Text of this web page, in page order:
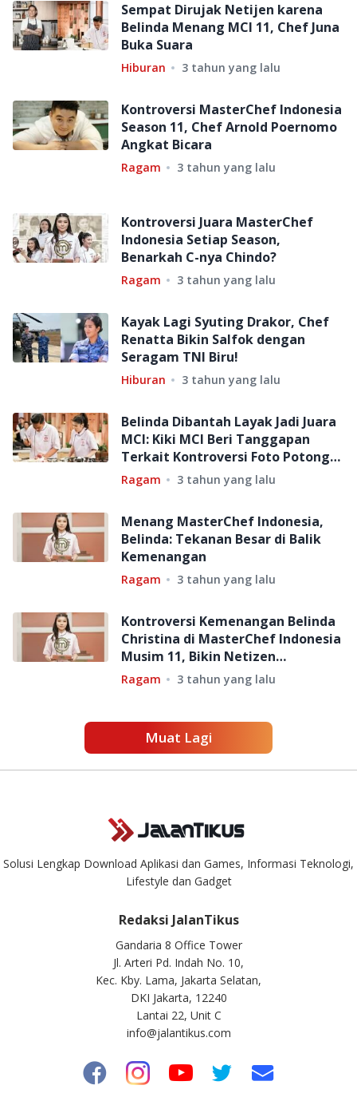
Sempat Dirujak Netijen karena
Belinda Menang MCI 11, Chef Juna
Buka Suara
Hiburan 3 tahun yang lalu
Kontroversi MasterChef Indonesia
Season 11, Chef Arnold Poernomo
Angkat Bicara
Ragam 3 tahun yang lalu
Kontroversi Juara MasterChef
Indonesia Setiap Season,
Benarkah C-nya Chindo?
Ragam 3 tahun yang lalu
Kayak Lagi Syuting Drakor, Chef
Renatta Bikin Salfok dengan
Seragam TNI Biru!
Hiburan 3 tahun yang lalu
Belinda Dibantah Layak Jadi Juara
MCI: Kiki MCI Beri Tanggapan
Terkait Kontroversi Foto Potong
Daging
Ragam 3 tahun yang lalu
Menang MasterChef Indonesia,
Belinda: Tekanan Besar di Balik
Kemenangan
Ragam 3 tahun yang lalu
Kontroversi Kemenangan Belinda
Christina di MasterChef Indonesia
Musim 11, Bikin Netizen
Meradang
Ragam 3 tahun yang lalu
Muat Lagi
Solusi Lengkap Download Aplikasi dan Games, Informasi Teknologi,
Lifestyle dan Gadget
Redaksi JalanTikus
Gandaria 8 Office Tower
Jl. Arteri Pd. Indah No. 10,
Kec. Kby. Lama, Jakarta Selatan,
DKI Jakarta, 12240
Lantai 22, Unit C
info@jalantikus.com